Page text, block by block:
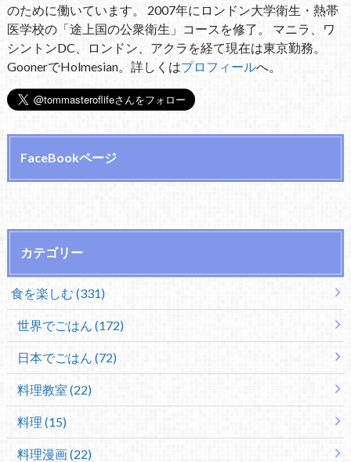
のために働いています。 2007年にロンドン大学衛生・熱帯
医学校の「途上国の公衆衛生」コースを修了。 マニラ、ワ
シントンDC、ロンドン、アクラを経て現在は東京勤務。
GoonerでHolmesian。詳しくはプロフィールへ。
FaceBookページ
カテゴリー
食を楽しむ (331)
世界でごはん (172)
日本でごはん (72)
料理教室 (22)
料理 (15)
料理漫画 (22)